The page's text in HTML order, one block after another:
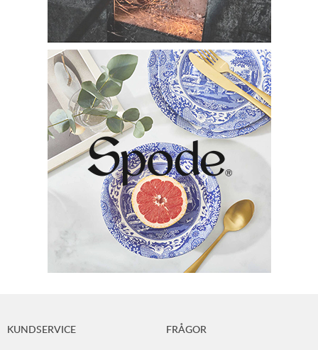
KUNDSERVICE FRÅGOR